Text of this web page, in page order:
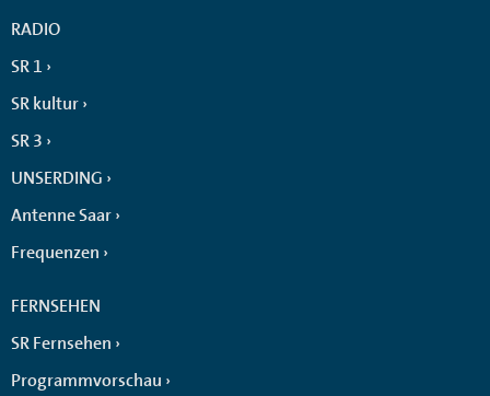
RADIO
SR 1
SR kultur
SR 3
UNSERDING
Antenne Saar
Frequenzen
FERNSEHEN
SR Fernsehen
Programmvorschau